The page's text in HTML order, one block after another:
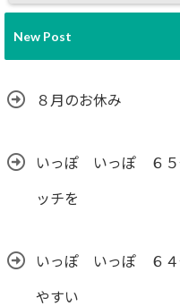
New Post
８月のお休み
いっぽ いっぽ ６５
ッチを
いっぽ いっぽ ６４
やすい